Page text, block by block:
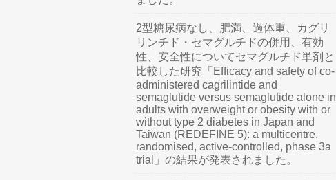
2型糖尿病なし、肥満、過体重、カグリ
リンチド・セマグルチドの併用、有効
性、安全性についてセマグルチド単剤と
比較した研究「Efficacy and safety of co-
administered cagrilintide and
semaglutide versus semaglutide alone in
adults with overweight or obesity with or
without type 2 diabetes in Japan and
Taiwan (REDEFINE 5): a multicentre,
randomised, active-controlled, phase 3a
trial」の結果が発表されました。